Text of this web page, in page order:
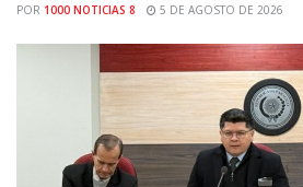
POR 1000 NOTICIAS 8 5 DE AGOSTO DE 2026